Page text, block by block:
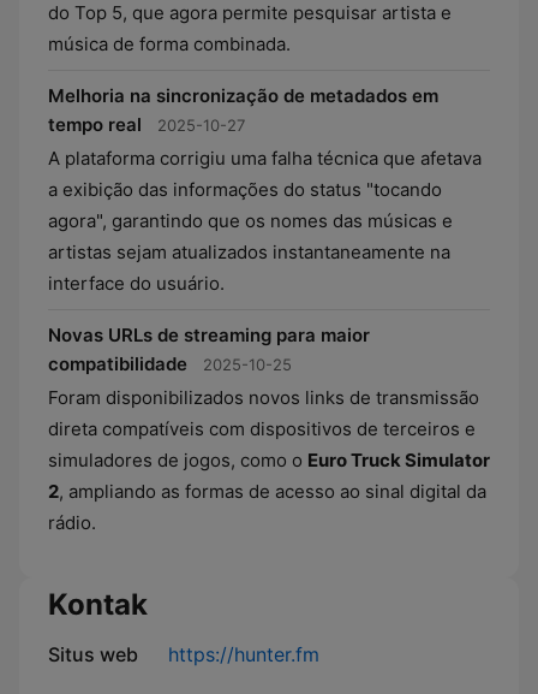
do Top 5, que agora permite pesquisar artista e
música de forma combinada.
Melhoria na sincronização de metadados em
tempo real
2025-10-27
A plataforma corrigiu uma falha técnica que afetava
a exibição das informações do status "tocando
agora", garantindo que os nomes das músicas e
artistas sejam atualizados instantaneamente na
interface do usuário.
Novas URLs de streaming para maior
compatibilidade
2025-10-25
Foram disponibilizados novos links de transmissão
direta compatíveis com dispositivos de terceiros e
simuladores de jogos, como o Euro Truck Simulator
2, ampliando as formas de acesso ao sinal digital da
rádio.
Kontak
Situs web https://hunter.fm